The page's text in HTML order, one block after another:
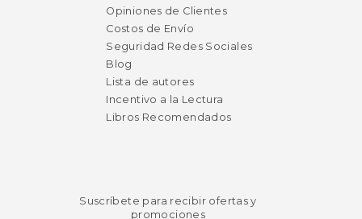
Opiniones de Clientes
Costos de Envío
Seguridad Redes Sociales
Blog
Lista de autores
Incentivo a la Lectura
Libros Recomendados
Suscríbete para recibir ofertas y
promociones